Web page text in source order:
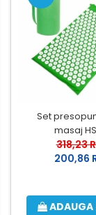
Set
masaj
318,23
200,86
ADAUGA